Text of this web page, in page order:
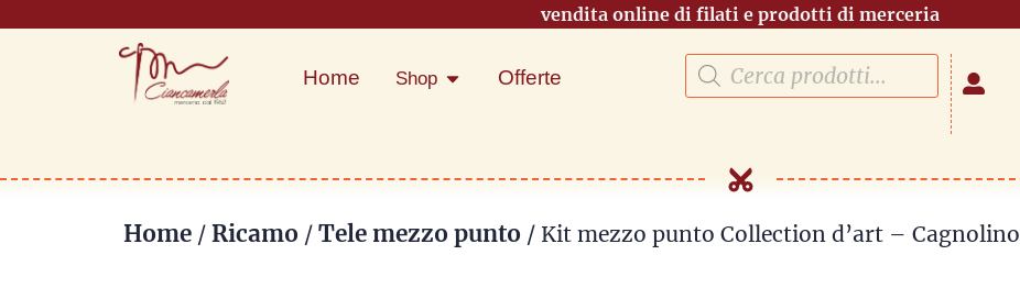
vendita online di filati e prodotti di merceria
Home Shop Offerte
Home / Ricamo / Tele mezzo punto / Kit mezzo punto Collection d’art – Cagnolino